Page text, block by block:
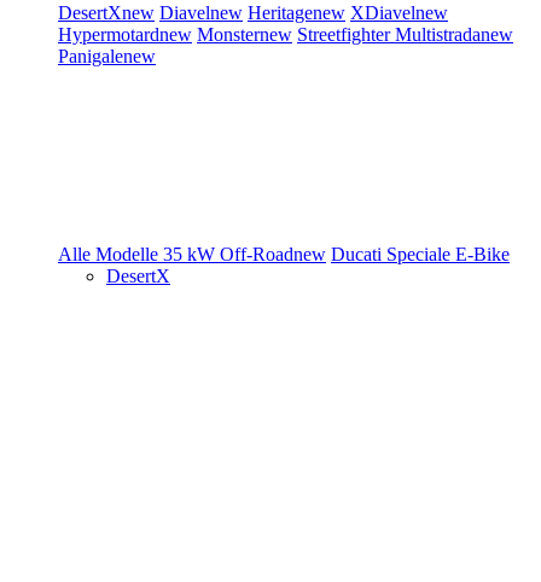
DesertXnew Diavelnew Heritagenew XDiavelnew
Hypermotardnew Monsternew StreetfighterMultistradanew
Panigalenew
Alle Modelle 35 kW Off-Roadnew Ducati Speciale E-Bike
DesertX